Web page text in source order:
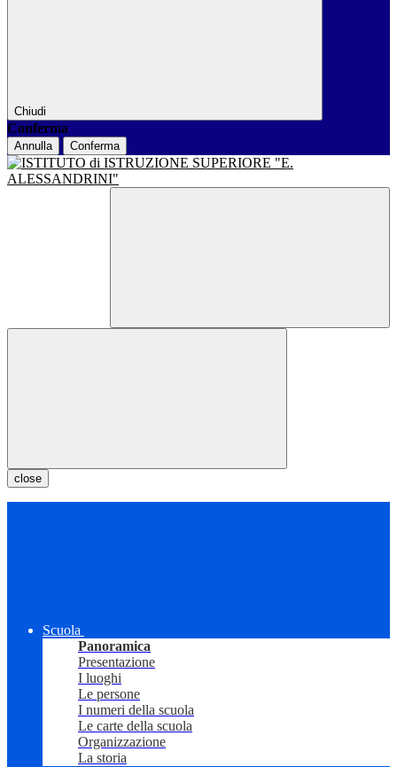
Chiudi
Conferma
Annulla Conferma
close
Scuola
Panoramica
Presentazione
I luoghi
Le persone
I numeri della scuola
Le carte della scuola
Organizzazione
La storia